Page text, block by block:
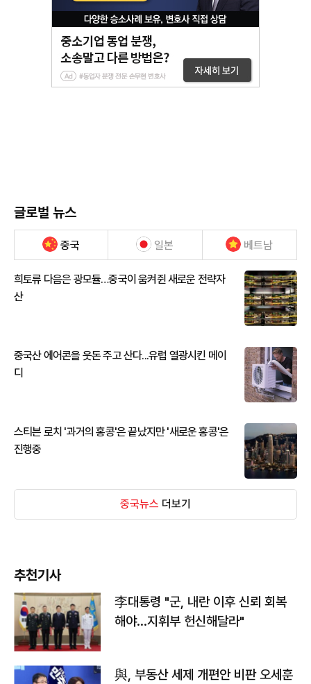
글로벌 뉴스
중국 일본 베트남
희토류 다음은 광모듈…중국이 움켜쥔 새로운 전략자
산
중국산 에어콘을 웃돈 주고 산다...유럽 열광시킨 메이
디
스티븐 로치 '과거의 홍콩'은 끝났지만 '새로운 홍콩'은
진행중
중국뉴스 더보기
추천기사
李대통령 "군, 내란 이후 신뢰 회복
해야…지휘부 헌신해달라"
與, 부동산 세제 개편안 비판 오세훈